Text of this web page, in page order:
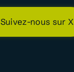
Suivez-nous sur X